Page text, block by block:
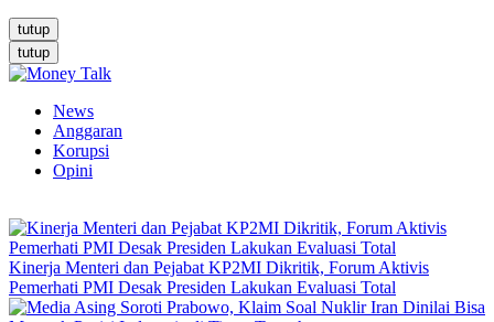
tutup
tutup
News
Anggaran
Korupsi
Opini
Kinerja Menteri dan Pejabat KP2MI Dikritik, Forum Aktivis
Pemerhati PMI Desak Presiden Lakukan Evaluasi Total